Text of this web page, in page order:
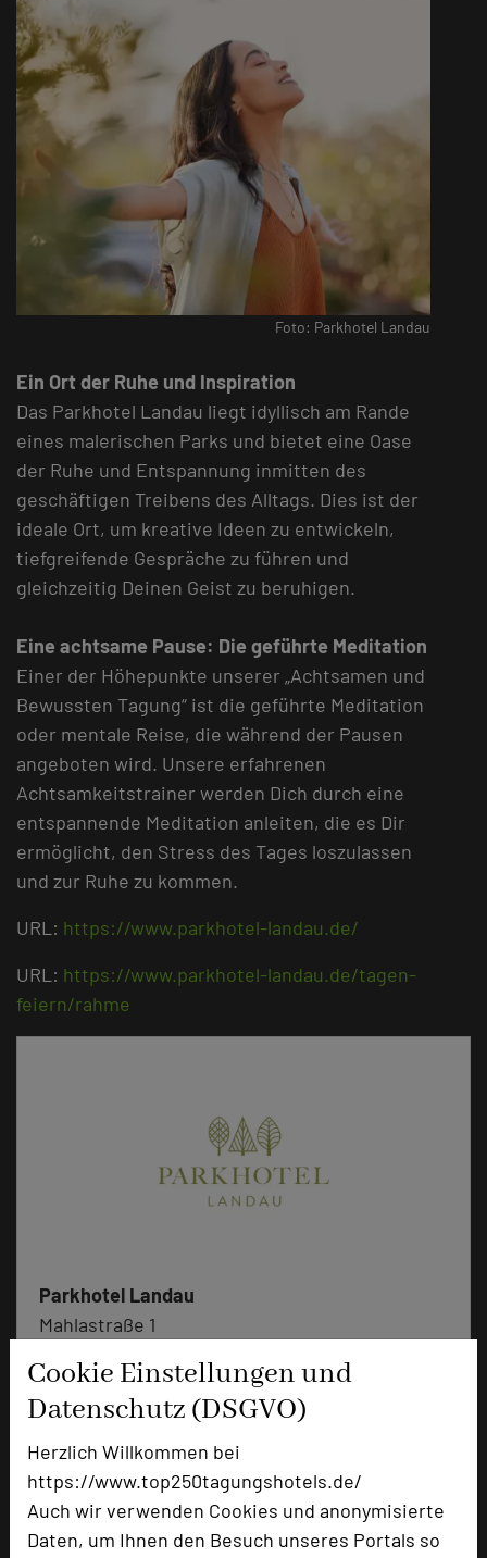
Cookie Einstellungen und
Datenschutz (DSGVO)
Herzlich Willkommen bei
https://www.top250tagungshotels.de/
Auch wir verwenden Cookies und anonymisierte
Daten, um Ihnen den Besuch unseres Portals so
Foto: Parkhotel Landau
Ein Ort der Ruhe und Inspiration
Das Parkhotel Landau liegt idyllisch am Rande
eines malerischen Parks und bietet eine Oase
der Ruhe und Entspannung inmitten des
geschäftigen Treibens des Alltags. Dies ist der
ideale Ort, um kreative Ideen zu entwickeln,
tiefgreifende Gespräche zu führen und
gleichzeitig Deinen Geist zu beruhigen.
Eine achtsame Pause: Die geführte Meditation
Einer der Höhepunkte unserer „Achtsamen und
Bewussten Tagung“ ist die geführte Meditation
oder mentale Reise, die während der Pausen
angeboten wird. Unsere erfahrenen
Achtsamkeitstrainer werden Dich durch eine
entspannende Meditation anleiten, die es Dir
ermöglicht, den Stress des Tages loszulassen
und zur Ruhe zu kommen.
URL: https://www.parkhotel-landau.de/
URL: https://www.parkhotel-landau.de/tagen-
feiern/rahme
Parkhotel Landau
Mahlastraße 1
phone +49 6341 145-402
Email
Homepage